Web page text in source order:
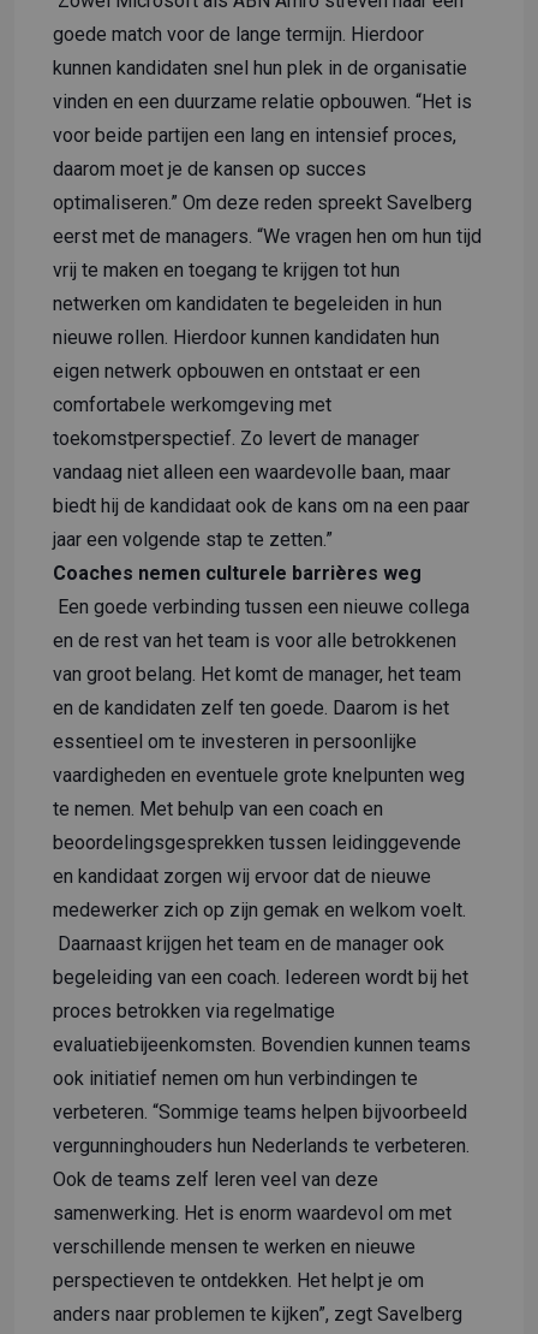
goede match voor de lange termijn. Hierdoor
kunnen kandidaten snel hun plek in de organisatie
vinden en een duurzame relatie opbouwen. “Het is
voor beide partijen een lang en intensief proces,
daarom moet je de kansen op succes
optimaliseren.” Om deze reden spreekt Savelberg
eerst met de managers. “We vragen hen om hun tijd
vrij te maken en toegang te krijgen tot hun
netwerken om kandidaten te begeleiden in hun
nieuwe rollen. Hierdoor kunnen kandidaten hun
eigen netwerk opbouwen en ontstaat er een
comfortabele werkomgeving met
toekomstperspectief. Zo levert de manager
vandaag niet alleen een waardevolle baan, maar
biedt hij de kandidaat ook de kans om na een paar
jaar een volgende stap te zetten.”
Coaches nemen culturele barrières weg
Een goede verbinding tussen een nieuwe collega
en de rest van het team is voor alle betrokkenen
van groot belang. Het komt de manager, het team
en de kandidaten zelf ten goede. Daarom is het
essentieel om te investeren in persoonlijke
vaardigheden en eventuele grote knelpunten weg
te nemen. Met behulp van een coach en
beoordelingsgesprekken tussen leidinggevende
en kandidaat zorgen wij ervoor dat de nieuwe
medewerker zich op zijn gemak en welkom voelt.
Daarnaast krijgen het team en de manager ook
begeleiding van een coach. Iedereen wordt bij het
proces betrokken via regelmatige
evaluatiebijeenkomsten. Bovendien kunnen teams
ook initiatief nemen om hun verbindingen te
verbeteren. “Sommige teams helpen bijvoorbeeld
vergunninghouders hun Nederlands te verbeteren.
Ook de teams zelf leren veel van deze
samenwerking. Het is enorm waardevol om met
verschillende mensen te werken en nieuwe
perspectieven te ontdekken. Het helpt je om
anders naar problemen te kijken”, zegt Savelberg